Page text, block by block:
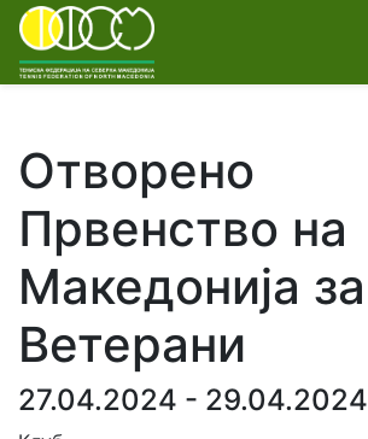
Отворено
Првенство на
Македонија за
Ветерани
27.04.2024 - 29.04.2024